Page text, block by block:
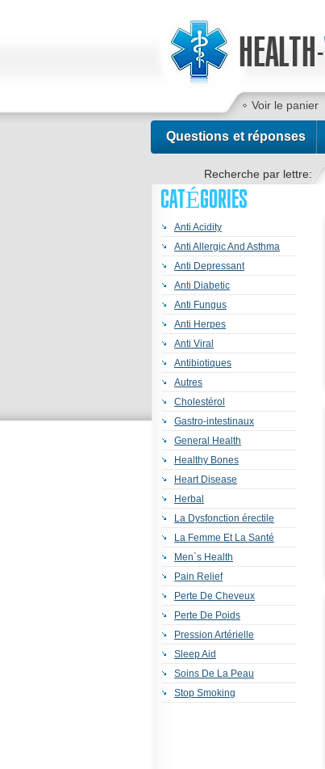
Voir le panier
Questions et réponses
Recherche par lettre:
CATÉGORIES
Anti Acidity
Anti Allergic And Asthma
Anti Depressant
Anti Diabetic
Anti Fungus
Anti Herpes
Anti Viral
Antibiotiques
Autres
Cholestérol
Gastro-intestinaux
General Health
Healthy Bones
Heart Disease
Herbal
La Dysfonction érectile
La Femme Et La Santé
Men`s Health
Pain Relief
Perte De Cheveux
Perte De Poids
Pression Artérielle
Sleep Aid
Soins De La Peau
Stop Smoking